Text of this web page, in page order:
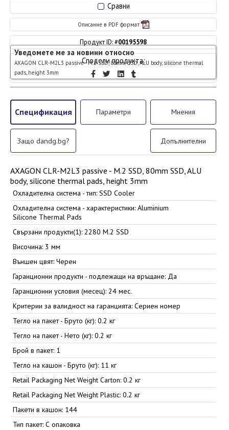
Сравни
Описание в PDF формат
Продукт ID: #00195598
Сподели продукта:
Уведомете ме за новини относно
AXAGON CLR-M2L3 passive - M.2 SSD, 80mm SSD, ALU body, silicone thermal
pads, height 3mm
Спецификация Параметри Мнения
Защо dandg.bg? Допълнителни
AXAGON CLR-M2L3 passive - M.2 SSD, 80mm SSD, ALU
body, silicone thermal pads, height 3mm
Охладителна система - тип: SSD Cooler
Охладителна система - характеристики: Aluminium
Silicone Thermal Pads
Свързани продукти(1): 2280 M.2 SSD
Височина: 3 мм
Външен цвят: Черен
Гаранционни продукти - подлежащи на връщане: Да
Гаранционни условия (месец): 24 мес.
Критерии за валидност на гаранцията: Сериен номер
Тегло на пакет - Бруто (кг): 0.2 кг
Тегло на пакет - Нето (кг): 0.2 кг
Брой в пакет: 1
Тегло на кашон - Бруто (кг): 11 кг
Retail Packaging Net Weight Carton: 0.2 кг
Retail Packaging Net Weight Plastic: 0.2 кг
Пакети в кашон: 144
Тип пакет: С опаковка